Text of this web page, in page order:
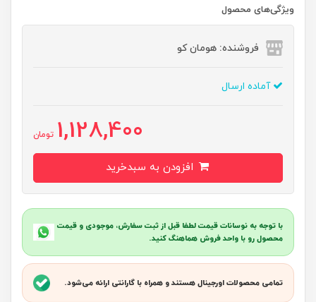
ویژگی‌های محصول
فروشنده: هومان کو
آماده ارسال
1,128,400 تومان
با توجه به نوسانات قیمت لطفا قبل از ثبت سفارش، موجودی و قیمت
محصول رو با واحد فروش هماهنگ کنید.
تمامی محصولات اورجینال هستند و همراه با گارانتی ارائه می‌شود.